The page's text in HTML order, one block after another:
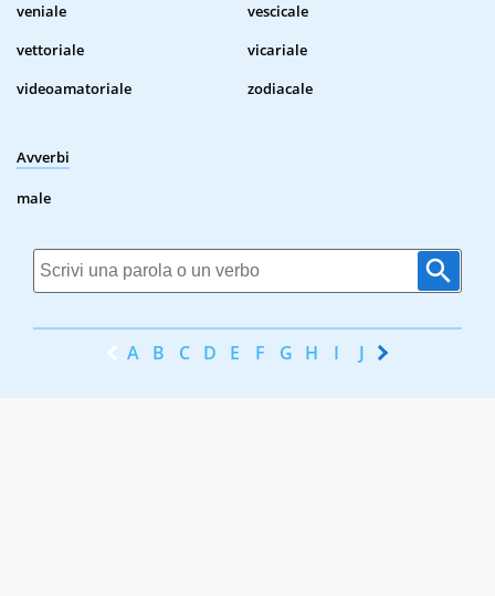
veniale
vescicale
vettoriale
vicariale
videoamatoriale
zodiacale
Avverbi
male
A B C D E F G H I J K